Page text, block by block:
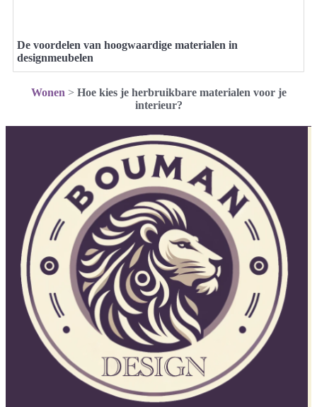
De voordelen van hoogwaardige materialen in
designmeubelen
Wonen > Hoe kies je herbruikbare materialen voor je
interieur?